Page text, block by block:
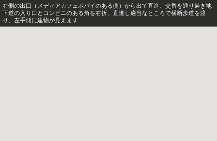
右側の出口（メディアカフェポパイのある側）から出て直進、交番を通り過ぎ地
下道の入り口とコンビニのある角を右折、直進し適当なところで横断歩道を渡
り、左手側に建物が見えます